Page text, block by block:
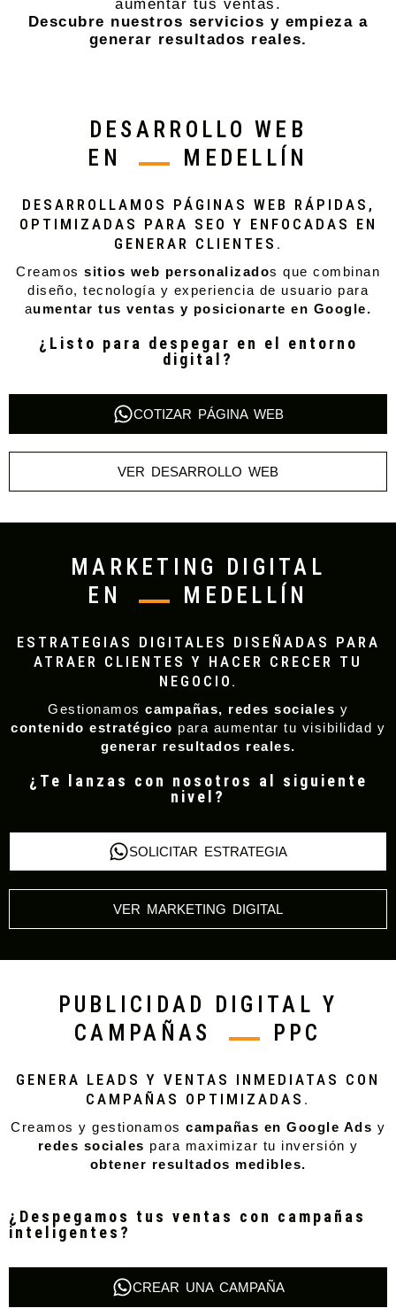
aumentar tus ventas.
Descubre nuestros servicios y empieza a
generar resultados reales.
DESARROLLO WEB
EN
MEDELLÍN
DESARROLLAMOS PÁGINAS WEB RÁPIDAS,
OPTIMIZADAS PARA SEO Y ENFOCADAS EN
GENERAR CLIENTES.
Creamos sitios web personalizados que combinan
diseño, tecnología y experiencia de usuario para
aumentar tus ventas y posicionarte en Google.
¿Listo para despegar en el entorno
digital?
COTIZAR PÁGINA WEB
VER DESARROLLO WEB
MARKETING DIGITAL
EN
MEDELLÍN
ESTRATEGIAS DIGITALES DISEÑADAS PARA
ATRAER CLIENTES Y HACER CRECER TU
NEGOCIO.
Gestionamos campañas, redes sociales y
contenido estratégico para aumentar tu visibilidad y
generar resultados reales.
¿Te lanzas con nosotros al siguiente
nivel?
SOLICITAR ESTRATEGIA
VER MARKETING DIGITAL
PUBLICIDAD DIGITAL Y
CAMPAÑAS
PPC
GENERA LEADS Y VENTAS INMEDIATAS CON
CAMPAÑAS OPTIMIZADAS.
Creamos y gestionamos campañas en Google Ads y
redes sociales para maximizar tu inversión y
obtener resultados medibles.
¿Despegamos tus ventas con campañas
inteligentes?
CREAR UNA CAMPAÑA